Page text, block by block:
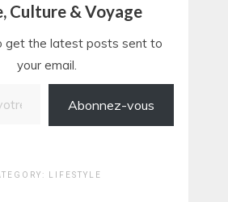
Culture & Voyage
get the latest posts sent to
your email.
Abonnez-vous
LIFESTYLE